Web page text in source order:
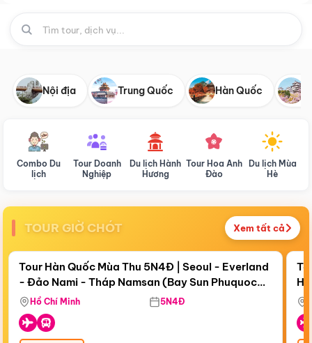
Nội địa Trung Quốc Hàn Quốc
Combo Du
lịch
Tour Doanh
Nghiệp
Du lịch Hành
Hương
Tour Hoa Anh
Đào
Du lịch Mùa
Hè
TOUR GIỜ CHÓT Xem tất cả
Còn17 ngày 17:36:35
Bay Sun Phuquoc Airways
Điểm nổi bật
Tour Hàn Quốc Mùa Thu 5N4Đ | Seoul - Everland
- Đảo Nami - Tháp Namsan (Bay Sun Phuquoc
Airways)
Hồ Chí Minh 5N4Đ